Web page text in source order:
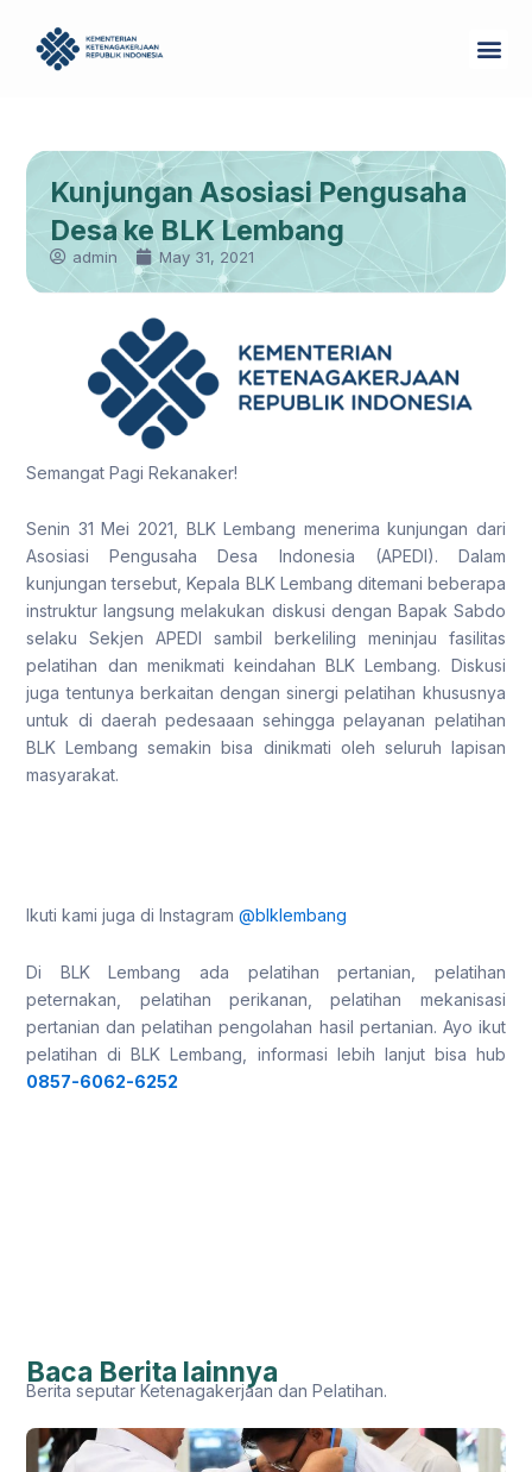
content
Kunjungan Asosiasi Pengusaha
Desa ke BLK Lembang
admin May 31, 2021
Semangat Pagi Rekanaker!
Senin 31 Mei 2021, BLK Lembang menerima kunjungan dari
Asosiasi Pengusaha Desa Indonesia (APEDI). Dalam
kunjungan tersebut, Kepala BLK Lembang ditemani beberapa
instruktur langsung melakukan diskusi dengan Bapak Sabdo
selaku Sekjen APEDI sambil berkeliling meninjau fasilitas
pelatihan dan menikmati keindahan BLK Lembang. Diskusi
juga tentunya berkaitan dengan sinergi pelatihan khususnya
untuk di daerah pedesaaan sehingga pelayanan pelatihan
BLK Lembang semakin bisa dinikmati oleh seluruh lapisan
masyarakat.
Ikuti kami juga di Instagram@blklembang
Di BLK Lembang ada pelatihan pertanian, pelatihan
peternakan, pelatihan perikanan, pelatihan mekanisasi
pertanian dan pelatihan pengolahan hasil pertanian. Ayo ikut
pelatihan di BLK Lembang, informasi lebih lanjut bisa hub
0857-6062-6252
Baca Berita lainnya
Berita seputar Ketenagakerjaan dan Pelatihan.